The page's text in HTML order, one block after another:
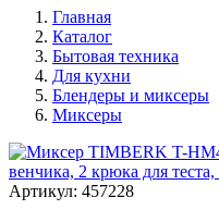
Главная
Каталог
Бытовая техника
Для кухни
Блендеры и миксеры
Миксеры
Артикул: 457228